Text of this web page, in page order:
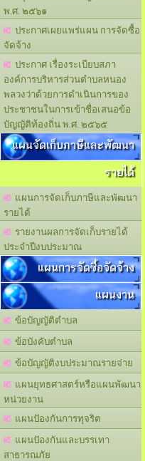
พ.ศ. ๒๕๖๑
ประกาศเผยแพร่แผน การจัดซื้อ
จัดจ้าง
ประกาศ เรื่องระเบียบสภา
องค์การบริหารส่วนตำบลหนอง
พลวงว่าด้วยการดำเนินการของ
ประชาชนในการเข้าชื่อเสนอข้อ
บัญญัติท้องถิ่น พ.ศ. ๒๕๖๕
แผนจัดเก็บภาษีและพัฒนา
รายได้
แผนการจัดเก็บภาษีและพัฒนา
รายได้
รายงานผลการจัดเก็บรายได้
ประจำปีงบประมาณ
แผนการจัดซื้อจัดจ้าง
แผนงาน
ข้อบัญญัติตำบล
ข้อบังคับตำบล
ข้อบัญญัติงบประมาณรายจ่าย
แผนยุทธศาสตร์หรือแผนพัฒนา
หน่วยงาน
แผนปัองกันการทุจริต
แผนปัองกันและบรรเทา
สาธารณภัย